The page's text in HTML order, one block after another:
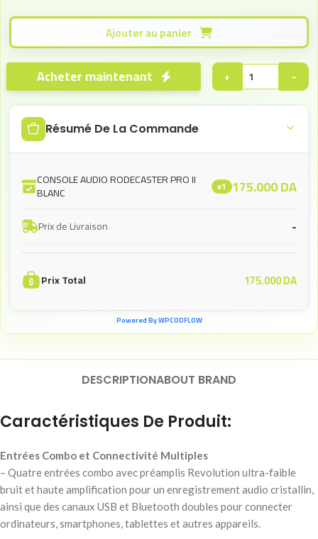
−
+
Résumé De La Commande
CONSOLE AUDIO RODECASTER PRO II
BLANC x1 175.000DA
Prix de Livraison -
Prix Total 175.000DA
Powered By WPCODFLOW
DESCRIPTIONABOUT BRAND
Caractéristiques De Produit:
Entrées Combo et Connectivité Multiples
– Quatre entrées combo avec préamplis Revolution ultra-faible
bruit et haute amplification pour un enregistrement audio cristallin,
ainsi que des canaux USB et Bluetooth doubles pour connecter
ordinateurs, smartphones, tablettes et autres appareils.